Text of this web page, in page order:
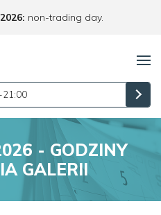
non-trading day.
21:00
- GODZINY
GALERII